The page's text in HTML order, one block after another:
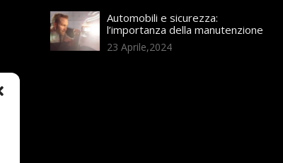
Automobili e sicurezza:
l’importanza della manutenzione
23 Aprile,2024